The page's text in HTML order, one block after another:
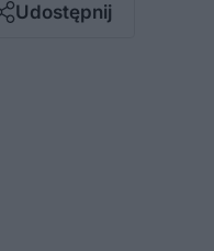
Udostępnij
Messenger